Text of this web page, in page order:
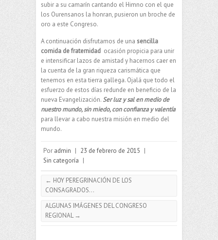
subir a su camarín cantando el Himno con el que
los Ourensanos la honran, pusieron un broche de
oro a este Congreso.
A continuación disfrutamos de una sencilla
comida de fraternidad ocasión propicia para unir
e intensificar lazos de amistad y hacernos caer en
la cuenta de la gran riqueza carismática que
tenemos en esta tierra gallega. Ojalá que todo el
esfuerzo de estos días redunde en beneficio de la
nueva Evangelización.Ser luz y sal en medio de
nuestro mundo, sin miedo, con confianza y valentía
para llevar a cabo nuestra misión en medio del
mundo.
Por admin | 23 de febrero de 2015 |
Sin categoría |
← HOY PEREGRINACIÓN DE LOS
CONSAGRADOS…
ALGUNAS IMÁGENES DEL CONGRESO
REGIONAL→